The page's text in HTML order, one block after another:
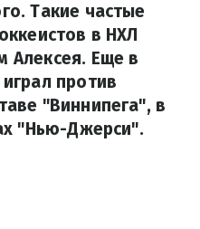
Такие частые
в НХЛ
Алексея. Еще в
против
"Виннипега", в
"Нью-Джерси".